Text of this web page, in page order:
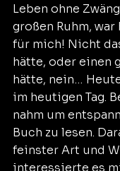
Leben ohne
großen Ruhm,
für mich! Nicht
hätte, oder einen
hätte, nein…
im heutigen Tag.
nahm um
Buch zu lesen.
feinster Art und
interessierte es